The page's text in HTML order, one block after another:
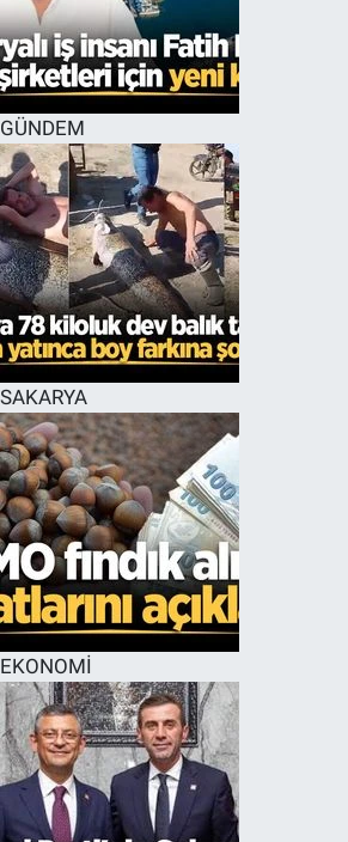
GÜNDEM
SAKARYA
EKONOMİ
EĞİTİM
ÖZEL HABER
HALK54 PANORAMA